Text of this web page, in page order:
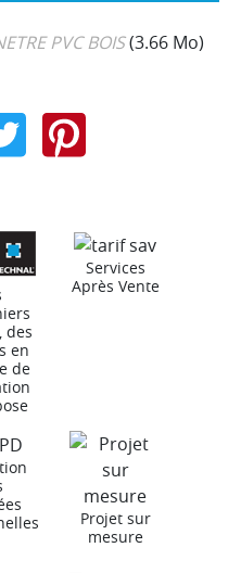
PVC BOIS(3.66 Mo)
des
en
de
Services
Après Vente
Projet sur
mesure